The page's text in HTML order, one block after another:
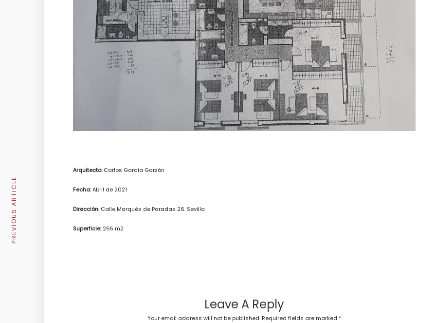
Arquitecto:Carlos García Garzón
Fecha:Abril de 2021
Dirección:Calle Marqués de Paradas 26. Sevilla
Superficie:265 m2
Leave A Reply
Your email address will not be published. Required fields are marked *
PREVIOUS ARTICLE